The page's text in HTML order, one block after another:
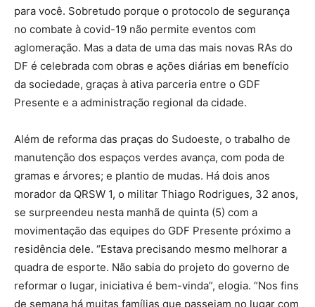
para você. Sobretudo porque o protocolo de segurança
no combate à covid-19 não permite eventos com
aglomeração. Mas a data de uma das mais novas RAs do
DF é celebrada com obras e ações diárias em benefício
da sociedade, graças à ativa parceria entre o GDF
Presente e a administração regional da cidade.
Além de reforma das praças do Sudoeste, o trabalho de
manutenção dos espaços verdes avança, com poda de
gramas e árvores; e plantio de mudas. Há dois anos
morador da QRSW 1, o militar Thiago Rodrigues, 32 anos,
se surpreendeu nesta manhã de quinta (5) com a
movimentação das equipes do GDF Presente próximo a
residência dele. “Estava precisando mesmo melhorar a
quadra de esporte. Não sabia do projeto do governo de
reformar o lugar, iniciativa é bem-vinda”, elogia. “Nos fins
de semana há muitas famílias que passeiam no lugar com